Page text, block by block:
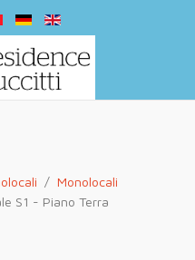
Monolocali
S1 - Piano Terra